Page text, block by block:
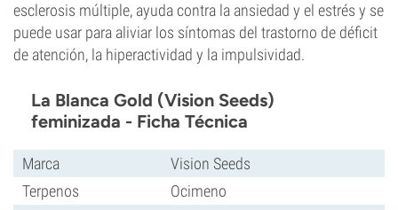
esclerosis múltiple, ayuda contra la ansiedad y el estrés y se
puede usar para aliviar los síntomas del trastorno de déficit
de atención, la hiperactividad y la impulsividad.
La Blanca Gold (Vision Seeds)
feminizada - Ficha Técnica
Marca
Vision Seeds
Terpenos
Ocimeno